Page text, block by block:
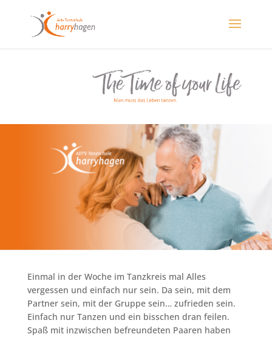
Einmal in der Woche im Tanzkreis mal Alles
vergessen und einfach nur sein. Da sein, mit dem
Partner sein, mit der Gruppe sein… zufrieden sein.
Einfach nur Tanzen und ein bisschen dran feilen.
Spaß mit inzwischen befreundeten Paaren haben